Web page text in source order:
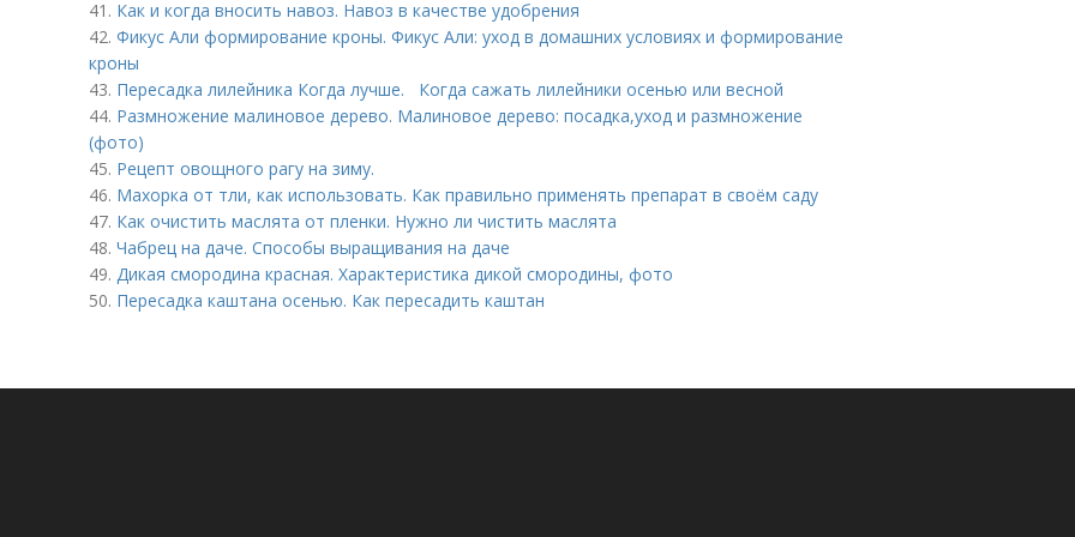
41. Как и когда вносить навоз. Навоз в качестве удобрения
42. Фикус Али формирование кроны. Фикус Али: уход в домашних условиях и формирование
кроны
43. Пересадка лилейника Когда лучше. Когда сажать лилейники осенью или весной
44. Размножение малиновое дерево. Малиновое дерево: посадка,уход и размножение
(фото)
45. Рецепт овощного рагу на зиму.
46. Махорка от тли, как использовать. Как правильно применять препарат в своём саду
47. Как очистить маслята от пленки. Нужно ли чистить маслята
48. Чабрец на даче. Способы выращивания на даче
49. Дикая смородина красная. Характеристика дикой смородины, фото
50. Пересадка каштана осенью. Как пересадить каштан